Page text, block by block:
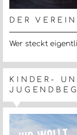
DER VEREIN
Wer steckt
KINDER-